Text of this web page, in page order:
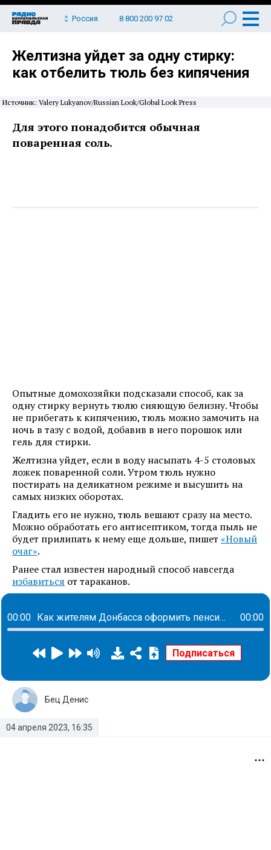
Россия 8 800 200 97 02
Желтизна уйдет за одну стирку:
как отбелить тюль без кипячения
Источник: Valery Lukyanov/Russian Look/Global Look Press
Для этого понадобится обычная
поваренная соль.
Опытные домохозяйки подсказали способ, как за
одну стирку вернуть тюлю сияющую белизну. Чтобы
не прибегать к кипячению, тюль можно замочить на
ночь в тазу с водой, добавив в него порошок или
гель для стирки.
Желтизна уйдет, если в воду насыпать 4-5 столовых
ложек поваренной соли. Утром тюль нужно
постирать на деликатном режиме и высушить на
самых низких оборотах.
Гладить его не нужно, тюль вешают сразу на место.
Можно обработать его антисептиком, тогда пыль не
будет прилипать к нему еще дольше, пишет «Новый
очаг».
Ранее стал известен народный способ навсегда
избавиться от тараканов.
00:00 Как жителям Донбасса оформить пенсию, маткапитал и декретные 00:00
04 апреля 2023, 16:35
Бец Денис